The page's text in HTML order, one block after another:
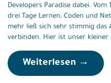
Developers Paradise dabei.
drei Tage Lernen, Coden und
mehr ließ sich sehr stimmig das
verbinden. Hier ist unser kleiner
Weiterlesen →